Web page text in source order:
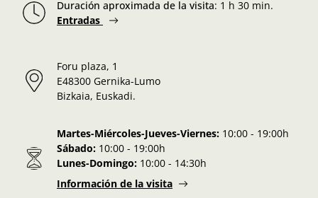
Duración aproximada de la visita: 1 h 30 min.
Entradas
Foru plaza, 1
E48300 Gernika-Lumo
Bizkaia, Euskadi.
Martes-Miércoles-Jueves-Viernes: 10:00 - 19:00h
Sábado: 10:00 - 19:00h
Lunes-Domingo: 10:00 - 14:30h
Información de la visita